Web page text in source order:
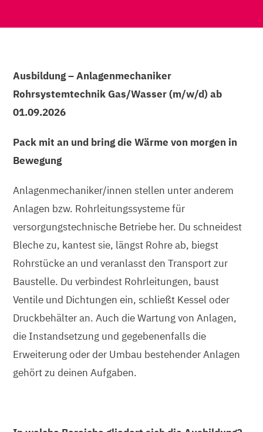
Ausbildung – Anlagenmechaniker
Rohrsystemtechnik Gas/Wasser (m/w/d) ab
01.09.2026
Pack mit an und bring die Wärme von morgen in
Bewegung
Anlagenmechaniker/innen stellen unter anderem
Anlagen bzw. Rohrleitungssysteme für
versorgungstechnische Betriebe her. Du schneidest
Bleche zu, kantest sie, längst Rohre ab, biegst
Rohrstücke an und veranlasst den Transport zur
Baustelle. Du verbindest Rohrleitungen, baust
Ventile und Dichtungen ein, schließt Kessel oder
Druckbehälter an. Auch die Wartung von Anlagen,
die Instandsetzung und gegebenenfalls die
Erweiterung oder der Umbau bestehender Anlagen
gehört zu deinen Aufgaben.